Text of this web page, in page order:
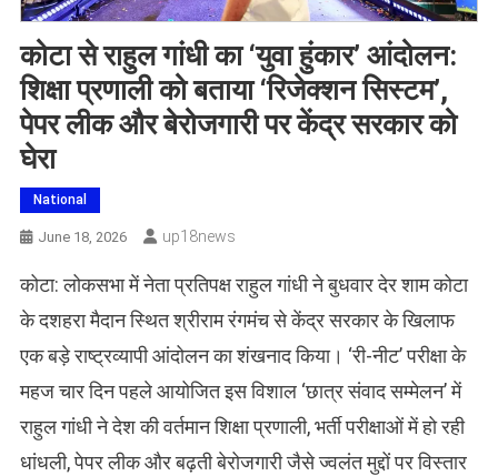
कोटा से राहुल गांधी का ‘युवा हुंकार’ आंदोलन:
शिक्षा प्रणाली को बताया ‘रिजेक्शन सिस्टम’,
पेपर लीक और बेरोजगारी पर केंद्र सरकार को
घेरा
National
June 18, 2026 Up18news
कोटा: लोकसभा में नेता प्रतिपक्ष राहुल गांधी ने बुधवार देर शाम कोटा
के दशहरा मैदान स्थित श्रीराम रंगमंच से केंद्र सरकार के खिलाफ
एक बड़े राष्ट्रव्यापी आंदोलन का शंखनाद किया। ‘री-नीट’ परीक्षा के
महज चार दिन पहले आयोजित इस विशाल ‘छात्र संवाद सम्मेलन’ में
राहुल गांधी ने देश की वर्तमान शिक्षा प्रणाली, भर्ती परीक्षाओं में हो रही
धांधली, पेपर लीक और बढ़ती बेरोजगारी जैसे ज्वलंत मुद्दों पर विस्तार